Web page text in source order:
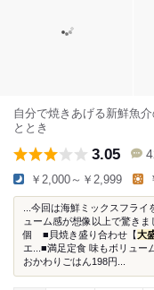
自分で焼きあげる新鮮魚
ととき
3.05
￥2,000～￥2,999
...今回は海鮮ミックスフライ
ューム感が想像以上で驚き
個 ■貝焼き盛り合わせ【大
エ...■満足定食 味もボリュー
おかわりごはん198円...